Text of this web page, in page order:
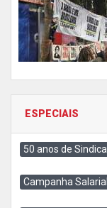
ESPECIAIS
50 anos de
Campanha Salarial